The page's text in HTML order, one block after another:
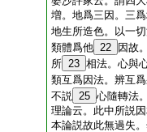
増。地爲三因。三
地生所造色。以一
類體爲他 22
因故
所 23 相法。心與
類互爲因法。辨互
不説 25 心隨轉法
理論云。此中所
本論説故此無過失